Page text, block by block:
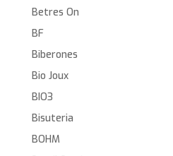
Betres On
BF
Biberones
Bio Joux
BIO3
Bisuteria
BOHM